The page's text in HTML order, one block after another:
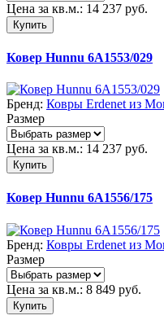
Цена за кв.м.: 14 237 руб.
Купить
Ковер Hunnu 6A1553/029
Бренд: Ковры Erdenet из
Размер
Цена за кв.м.: 14 237 руб.
Купить
Ковер Hunnu 6A1556/175
Бренд: Ковры Erdenet из
Размер
Цена за кв.м.: 8 849 руб.
Купить